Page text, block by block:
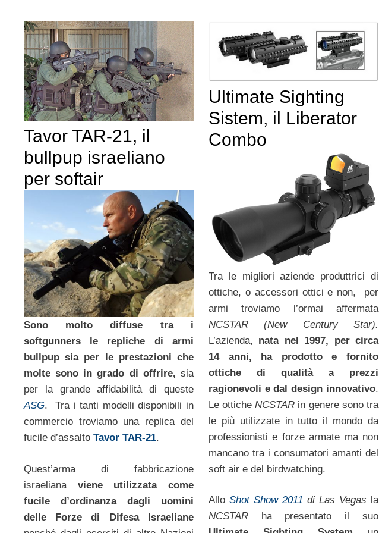
Tavor TAR-21, il
bullpup israeliano
per softair
Sono molto diffuse tra i
softgunners le repliche di armi
bullpup sia per le prestazioni che
molte sono in grado di offrire, sia
per la grande affidabilità di queste
ASG. Tra i tanti modelli disponibili in
commercio troviamo una replica del
fucile d’assalto Tavor TAR-21.
Quest’arma di fabbricazione
israeliana viene utilizzata come
fucile d’ordinanza dagli uomini
delle Forze di Difesa Israeliane
Ultimate Sighting
Sistem, il Liberator
Combo
Tra le migliori aziende produttrici di
ottiche, o accessori ottici e non, per
armi troviamo l’ormai affermata
NCSTAR (New Century Star).
L’azienda, nata nel 1997, per circa
14 anni, ha prodotto e fornito
ottiche di qualità a prezzi
ragionevoli e dal design innovativo.
Le otticheNCSTAR in genere sono tra
le più utilizzate in tutto il mondo da
professionisti e forze armate ma non
mancano tra i consumatori amanti del
soft air e del birdwatching.
Allo Shot Show 2011 di Las Vegas la
NCSTARha presentato il suo